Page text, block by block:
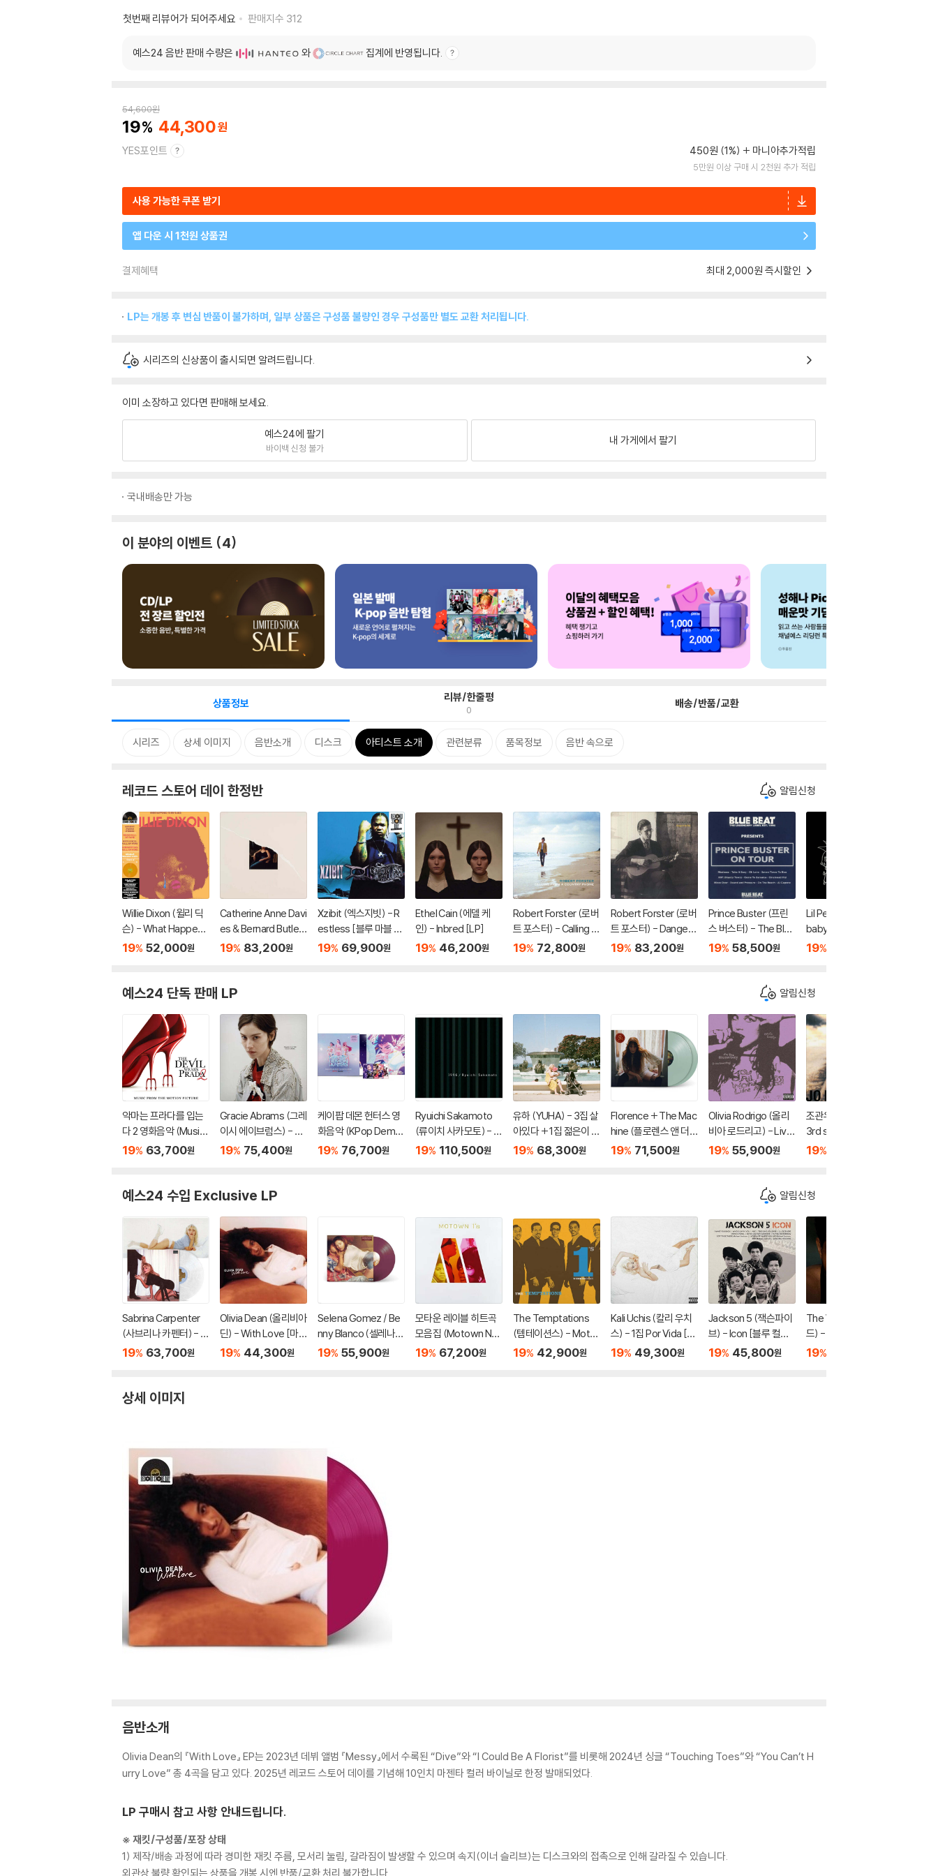
첫번째 리뷰어가 되어주세요
판매지수 312
예스24 음반 판매 수량은 와 집계에 반영됩니다.
54,600원
19 44,300
YES포인트 450원 (1%) 마니아추가적립
5만원 이상 구매 시 2천원 추가 적립
사용 가능한 쿠폰 받기
앱 다운 시 1천원 상품권
결제혜택 최대 2,000원 즉시할인
LP는 개봉 후 변심 반품이 불가하며, 일부 상품은 구성품 불량인 경우 구성품만 별도 교환 처리됩니다.
시리즈의 신상품이 출시되면 알려드립니다.
이미 소장하고 있다면 판매해 보세요.
예스24에 팔기
바이백 신청 불가
내 가게에서 팔기
국내배송만 가능
이 분야의 이벤트 4
상품정보 리뷰/한줄평
0 배송/반품/교환
시리즈 상세 이미지 음반소개 디스크 아티스트 소개 관련분류 품목정보 음반 속으로
레코드 스토어 데이 한정반 알림신청
Willie Dixon (윌리 딕
슨) - What Happene
d to My Blues [오렌
19% 52,000원
Catherine Anne Davi
es & Bernard Butler
(캐서린 앤 데이비스 &
gs [7인치 Vinyl + 골
19% 83,200원
Xzibit (엑스지빗) - R
estless [블루 마블 컬
러 2LP]
19% 69,900원
Ethel Cain (에델 케
인) - Inbred [LP]
19% 46,200원
Robert Forster (로버
트 포스터) - Calling Fr
om A Country Phon
19% 72,800원
Robert Forster (로버
트 포스터) - Danger I
n The Past [7인치 Vi
19% 83,200원
Prince Buster (프린
스 버스터) - The Blue
Beat Label Present
19% 58,500원
Lil Peep (릴 핍) - cry
baby [컬러 LP]
19%
예스24 단독 판매 LP 알림신청
악마는 프라다를 입는
다 2 영화음악 (Music
from the Motion Pic
LP]
19% 63,700원
Gracie Abrams (그레
이시 에이브럼스) - 3
집 Daughter from H
19% 75,400원
케이팝 데몬 헌터스 영
화음악 (KPop Demo
n Hunters From The
19% 76,700원
Ryuichi Sakamoto
(류이치 사카모토) - 1
996 [2LP]
19% 110,500원
유하 (YUHA) - 3집 살
아있다 + 1집 젊은이 [2
LP]
19% 68,300원
Florence + The Mac
hine (플로렌스 앤 더
머신)- 6집 Everybod
19% 71,500원
Olivia Rodrigo (올리
비아 로드리고) - Live
From Glastonbury
19% 55,900원
조관우 - 정규 3집 My
3rd story about... [L
P]
19%
예스24 수입 Exclusive LP 알림신청
Sabrina Carpenter
(사브리나 카펜터) - M
an's Best Friend [컬
19% 63,700원
Olivia Dean (올리비아
딘) - With Love [마
젠타 컬러 10인치 Viny
19% 44,300원
Selena Gomez / Be
nny Blanco (셀레나
고메즈 / 베니 블랑코)
19% 55,900원
모타운 레이블 히트곡
모음집 (Motown Nu
mber 1's) [골드 컬러
19% 67,200원
The Temptations
(템테이션스) - Moto
wn Number 1's [블루
19% 42,900원
Kali Uchis (칼리 우치
스) - 1집 Por Vida [핑
크 컬러 LP]
19% 49,300원
Jackson 5 (잭슨파이
브) - Icon [블루 컬러
LP]
19% 45,800원
The Weeknd (위켄
드) - 6집 Hurry Up T
omorrow [클리어 컬
19%
상세 이미지
음반소개
Olivia Dean의 『With Love』 EP는 2023년 데뷔 앨범 『Messy』에서 수록된 “Dive”와 “I Could Be A Florist”를 비롯해 2024년 싱글 “Touching Toes”와 “You Can’t H
urry Love” 총 4곡을 담고 있다. 2025년 레코드 스토어 데이를 기념해 10인치 마젠타 컬러 바이닐로 한정 발매되었다.
LP 구매시 참고 사항 안내드립니다.
※ 재킷/구성품/포장 상태
1) 제작/배송 과정에 따라 경미한 재킷 주름, 모서리 눌림, 갈라짐이 발생할 수 있으며 속지(이너 슬리브)는 디스크와의 접촉으로 인해 갈라질 수 있습니다.
외관상 불량 확인되는 상품을 개봉 시엔 반품/교환 처리 불가합니다.